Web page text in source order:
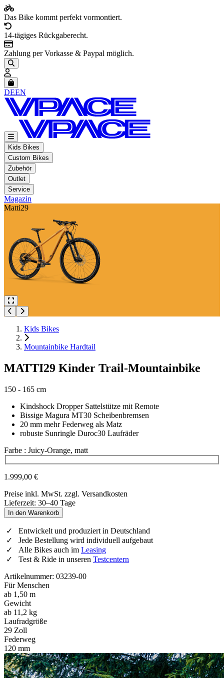
Das Bike kommt perfekt vormontiert.
14-tägiges Rückgaberecht.
Zahlung per Vorkasse & Paypal möglich.
Artikel im Warenkorb, Warenkorb anzeigen
DEEN
Kids Bikes
Custom Bikes
Zubehör
Outlet
Service
Magazin
Matti29
Kids Bikes
Mountainbike Hardtail
MATTI29 Kinder Trail-Mountainbike
150 - 165 cm
Kindshock Dropper Sattelstütze mit Remote
Bissige Magura MT30 Scheibenbremsen
20 mm mehr Federweg als Matz
robuste Sunringle Duroc30 Laufräder
Farbe : Juicy-Orange, matt
Wähle eine Farbe
1.999,00 €
Preise inkl. MwSt. zzgl. Versandkosten
Lieferzeit: 30–40 Tage
In den Warenkorb
Entwickelt und produziert in Deutschland
Jede Bestellung wird individuell aufgebaut
Alle Bikes auch im Leasing
Test & Ride in unseren Testcentern
Artikelnummer: 03239-00
Für Menschen
ab 1,50 m
Gewicht
ab 11,2 kg
Laufradgröße
29 Zoll
Federweg
120 mm